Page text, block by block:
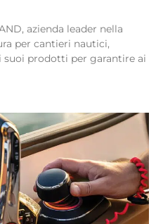
azienda leader nella
per cantieri nautici,
suoi prodotti per garantire ai